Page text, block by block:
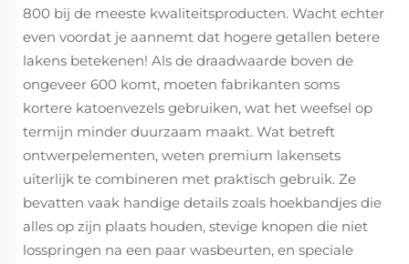
800 bij de meeste kwaliteitsproducten. Wacht echter
even voordat je aannemt dat hogere getallen betere
lakens betekenen! Als de draadwaarde boven de
ongeveer 600 komt, moeten fabrikanten soms
kortere katoenvezels gebruiken, wat het weefsel op
termijn minder duurzaam maakt. Wat betreft
ontwerpelementen, weten premium lakensets
uiterlijk te combineren met praktisch gebruik. Ze
bevatten vaak handige details zoals hoekbandjes die
alles op zijn plaats houden, stevige knopen die niet
losspringen na een paar wasbeurten, en speciale